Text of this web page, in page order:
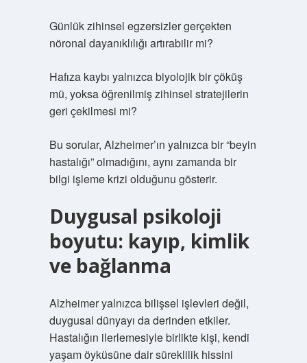
Günlük zihinsel egzersizler gerçekten
nöronal dayanıklılığı artırabilir mi?
Hafıza kaybı yalnızca biyolojik bir çöküş
mü, yoksa öğrenilmiş zihinsel stratejilerin
geri çekilmesi mi?
Bu sorular, Alzheimer’ın yalnızca bir “beyin
hastalığı” olmadığını, aynı zamanda bir
bilgi işleme krizi olduğunu gösterir.
Duygusal psikoloji
boyutu: kayıp, kimlik
ve bağlanma
Alzheimer yalnızca bilişsel işlevleri değil,
duygusal dünyayı da derinden etkiler.
Hastalığın ilerlemesiyle birlikte kişi, kendi
yaşam öyküsüne dair süreklilik hissini